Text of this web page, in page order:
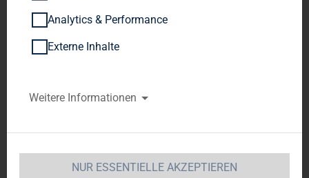
TAG Immobilien AG:
Veröffentlichung gemäß §
26 Abs. 1 WpHG mit dem
Verbreitung
TAG Immobilien AG 17.12.2012
Analytics & Performance
Externe Inhalte
Weitere Informationen
NUR ESSENTIELLE AKZEPTIEREN